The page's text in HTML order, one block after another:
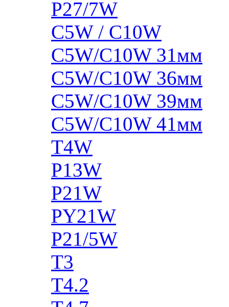
P27/7W
C5W / C10W
C5W/C10W 31мм
C5W/C10W 36мм
C5W/C10W 39мм
C5W/C10W 41мм
T4W
P13W
P21W
PY21W
P21/5W
T3
T4.2